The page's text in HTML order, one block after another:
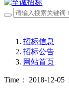
招标信息
招标公告
网站首页
Time： 2018-12-05